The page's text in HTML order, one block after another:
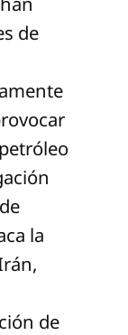
de
la
de